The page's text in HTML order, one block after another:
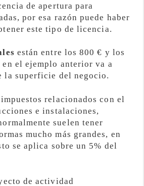
de apertura para
por esa razón puede haber
este tipo de licencia.
están entre los 800 € y los
en el ejemplo anterior va a
la superficie del negocio.
relacionados con el
e instalaciones,
suelen tener
mucho más grandes, en
se aplica sobre un 5% del
de actividad